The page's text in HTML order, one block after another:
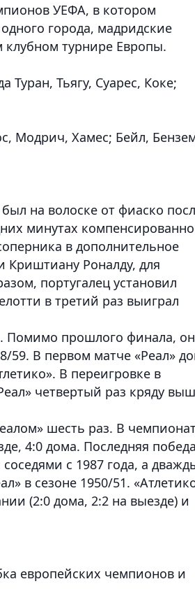
УЕФА, в котором
города, мадридские
клубном турнире Европы.
Тьягу, Суарес, Коке;
Модрич, Хамес; Бейл,
на волоске от фиаско
минутах
в дополнительное
Криштиану Роналду, для
португалец установил
в третий раз выиграл
Помимо прошлого финала,
59. В первом матче «Реал»
В переигровке в
четвертый раз кряду
шесть раз. В
4:0 дома. Последняя победа
с 1987 года, а
в сезоне 1950/51.
(2:0 дома, 2:2 на выезде) и
европейских чемпионов и